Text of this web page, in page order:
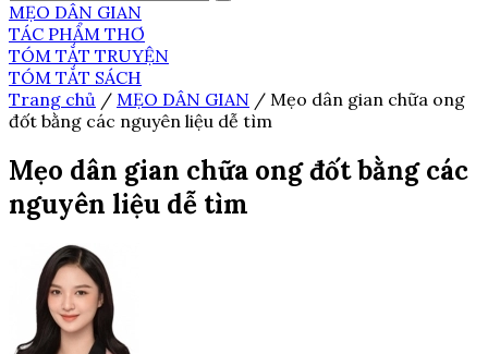
MẸO DÂN GIAN
TÁC PHẨM THƠ
TÓM TẮT TRUYỆN
TÓM TẮT SÁCH
Trang chủ / MẸO DÂN GIAN / Mẹo dân gian chữa ong
đốt bằng các nguyên liệu dễ tìm
Mẹo dân gian chữa ong đốt bằng các
nguyên liệu dễ tìm